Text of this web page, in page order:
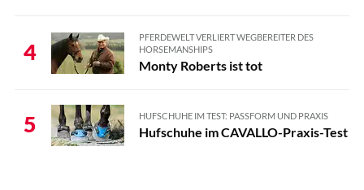
4
PFERDEWELT VERLIERT WEGBEREITER DES
HORSEMANSHIPS
Monty Roberts ist tot
5 HUFSCHUHE IM TEST: PASSFORM UND PRAXIS
Hufschuhe im CAVALLO-Praxis-Test